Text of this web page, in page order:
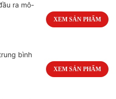
ra mô-
XEM SẢN PHẨM
bình
XEM SẢN PHẨM